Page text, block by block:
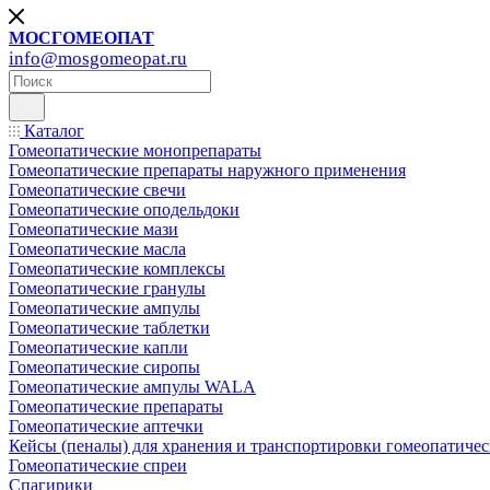
МОСГОМЕОПАТ
info@mosgomeopat.ru
Каталог
Гомеопатические монопрепараты
Гомеопатические препараты наружного применения
Гомеопатические свечи
Гомеопатические оподельдоки
Гомеопатические мази
Гомеопатические масла
Гомеопатические комплексы
Гомеопатические гранулы
Гомеопатические ампулы
Гомеопатические таблетки
Гомеопатические капли
Гомеопатические сиропы
Гомеопатические ампулы WALA
Гомеопатические препараты
Гомеопатические аптечки
Кейсы (пеналы) для хранения и транспортировки
Гомеопатические спреи
Спагирики